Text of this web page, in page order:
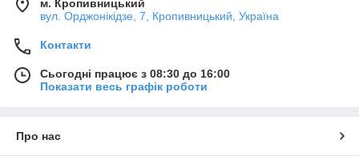
м. Кропивницький
вул. Орджонікідзе, 7, Кропивницький, Україна
Контакти
Сьогодні працює з 08:30 до 16:00
Показати весь графік роботи
Про нас